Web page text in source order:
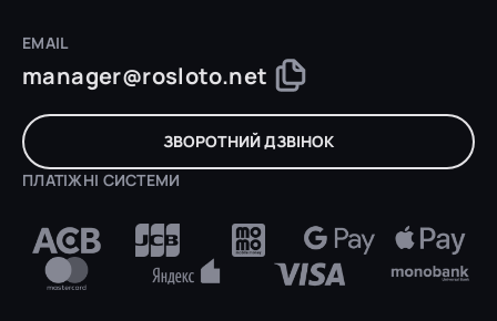
EMAIL
manager@rosloto.net
ЗВОРОТНИЙ ДЗВІНОК
ПЛАТІЖНІ СИСТЕМИ